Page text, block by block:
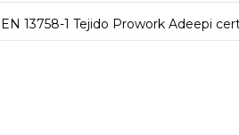
EN 13758-1 Tejido Prowork Adeepi